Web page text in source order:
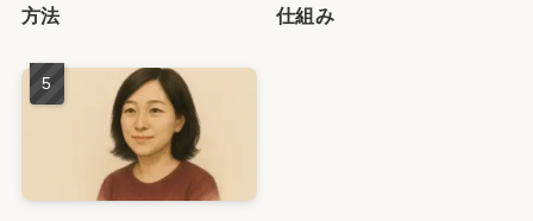
方法
仕組み